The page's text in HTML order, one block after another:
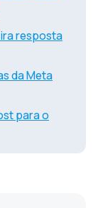
resposta
da Meta
para o